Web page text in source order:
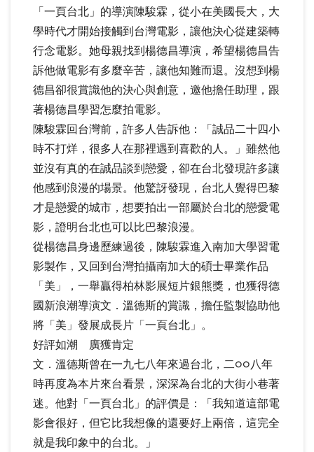
「一頁台北」的導演陳駿霖，從小在美國長大，大
學時代才開始接觸到台灣電影，讓他決心從建築轉
行念電影。她母親找到楊德昌導演，希望楊德昌告
訴他做電影有多麼辛苦，讓他知難而退。沒想到楊
德昌卻很賞識他的決心與創意，邀他擔任助理，跟
著楊德昌學習怎麼拍電影。
陳駿霖回台灣前，許多人告訴他：「誠品二十四小
時不打烊，很多人在那裡遇到喜歡的人。」雖然他
並沒有真的在誠品談到戀愛，卻在台北發現許多讓
他感到浪漫的場景。他驚訝發現，台北人覺得巴黎
才是戀愛的城市，想要拍出一部屬於台北的戀愛電
影，證明台北也可以比巴黎浪漫。
從楊德昌身邊歷練過後，陳駿霖進入南加大學習電
影製作，又回到台灣拍攝南加大的碩士畢業作品
「美」，一舉贏得柏林影展短片銀熊獎，也獲得德
國新浪潮導演文．溫德斯的賞識，擔任監製協助他
將「美」發展成長片「一頁台北」。
好評如潮 廣獲肯定
文．溫德斯曾在一九七八年來過台北，二○○八年
時再度為本片來台看景，深深為台北的大街小巷著
迷。他對「一頁台北」的評價是：「我知道這部電
影會很好，但它比我想像的還要好上兩倍，這完全
就是我印象中的台北。」